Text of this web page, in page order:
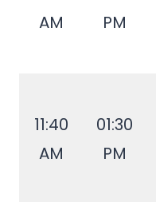
AM
PM
11:40
AM
01:30
PM